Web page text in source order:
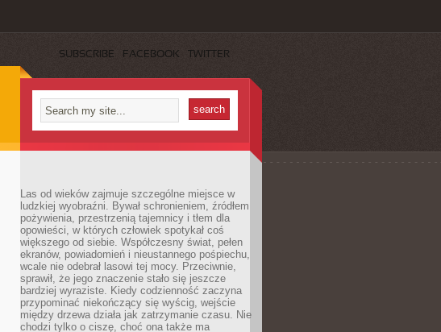
SUBSCRIBE FACEBOOK TWITTER
Las od wieków zajmuje szczególne miejsce w
ludzkiej wyobraźni. Bywał schronieniem, źródłem
pożywienia, przestrzenią tajemnicy i tłem dla
opowieści, w których człowiek spotykał coś
większego od siebie. Współczesny świat, pełen
ekranów, powiadomień i nieustannego pośpiechu,
wcale nie odebrał lasowi tej mocy. Przeciwnie,
sprawił, że jego znaczenie stało się jeszcze
bardziej wyraziste. Kiedy codzienność zaczyna
przypominać niekończący się wyścig, wejście
między drzewa działa jak zatrzymanie czasu. Nie
chodzi tylko o ciszę, choć ona także ma